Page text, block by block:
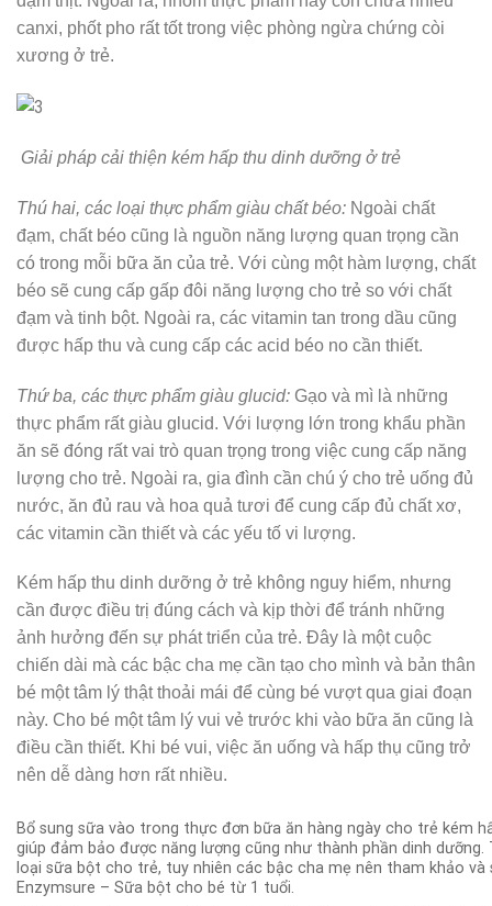
canxi, phốt pho rất tốt trong việc phòng ngừa chứng còi
xương ở trẻ.
Giải pháp cải thiện kém hấp thu dinh dưỡng ở trẻ
Thú hai, các loại thực phẩm giàu chất béo: Ngoài chất
đạm, chất béo cũng là nguồn năng lượng quan trọng cần
có trong mỗi bữa ăn của trẻ. Với cùng một hàm lượng, chất
béo sẽ cung cấp gấp đôi năng lượng cho trẻ so với chất
đạm và tinh bột. Ngoài ra, các vitamin tan trong dầu cũng
được hấp thu và cung cấp các acid béo no cần thiết.
Thứ ba, các thực phẩm giàu glucid: Gạo và mì là những
thực phẩm rất giàu glucid. Với lượng lớn trong khẩu phần
ăn sẽ đóng rất vai trò quan trọng trong việc cung cấp năng
lượng cho trẻ. Ngoài ra, gia đình cần chú ý cho trẻ uống đủ
nước, ăn đủ rau và hoa quả tươi để cung cấp đủ chất xơ,
các vitamin cần thiết và các yếu tố vi lượng.
Kém hấp thu dinh dưỡng ở trẻ không nguy hiểm, nhưng
cần được điều trị đúng cách và kịp thời để tránh những
ảnh hưởng đến sự phát triển của trẻ. Đây là một cuộc
chiến dài mà các bậc cha mẹ cần tạo cho mình và bản thân
bé một tâm lý thật thoải mái để cùng bé vượt qua giai đoạn
này. Cho bé một tâm lý vui vẻ trước khi vào bữa ăn cũng là
điều cần thiết. Khi bé vui, việc ăn uống và hấp thụ cũng trở
nên dễ dàng hơn rất nhiều.
Bổ sung sữa vào trong thực đơn bữa ăn hàng ngày cho trẻ kém
giúp đảm bảo được năng lượng cũng như thành phần dinh
loại sữa bột cho trẻ, tuy nhiên các bậc cha mẹ nên tham khảo và
Enzymsure – Sữa bột cho bé từ 1 tuổi.